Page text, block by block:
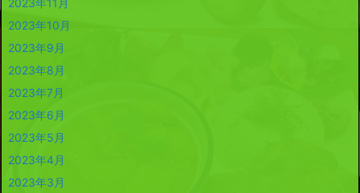
2023年11月
2023年10月
2023年9月
2023年8月
2023年7月
2023年6月
2023年5月
2023年4月
2023年3月